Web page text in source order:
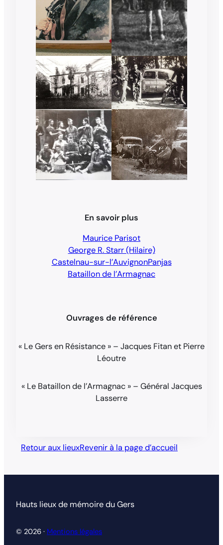
En savoir plus
Maurice Parisot
George R. Starr (Hilaire)
Castelnau-sur-l’AuvignonPanjas
Bataillon de l’Armagnac
Ouvrages de référence
« Le Gers en Résistance » – Jacques Fitan et Pierre
Léoutre
« Le Bataillon de l’Armagnac » – Général Jacques
Lasserre
Retour aux lieuxRevenir à la page d’accueil
Hauts lieux de mémoire du Gers
© 2026 · Mentions légales